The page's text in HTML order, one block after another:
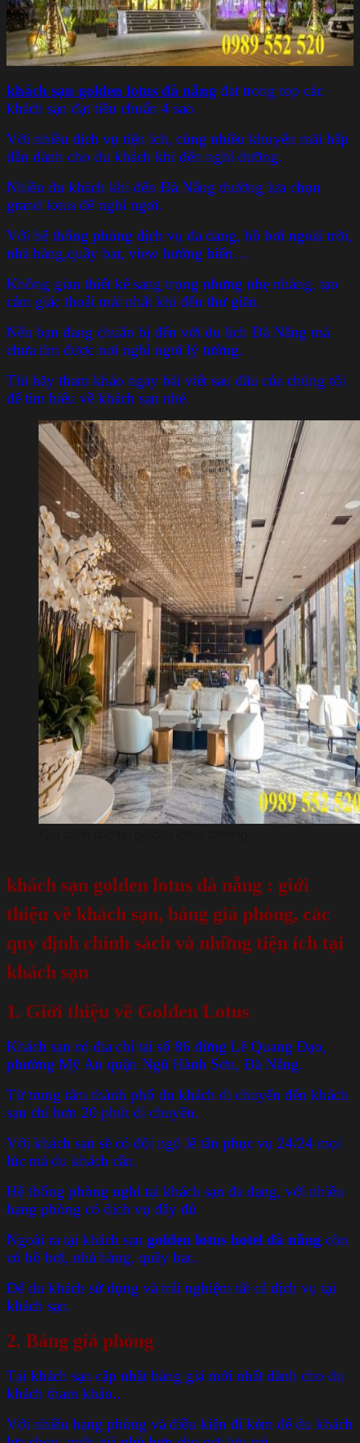
khách sạn golden lotus đà nẵng đạt trong top các
khách sạn đạt tiêu chuẩn 4 sao.
Với nhiều dịch vụ tiện ích, cùng nhiều khuyến mãi hấp
dẫn dành cho du khách khi đến nghỉ dưỡng.
Nhiều du khách khi đến Đà Nẵng thường lựa chọn
grand lotus để nghỉ ngơi.
Với hệ thống phòng dịch vụ đa dạng, hồ bơi ngoài trời,
nhà hàng,quầy bar, view hướng biển…
Không gian thiết kế sang trọng nhưng nhẹ nhàng, tạo
cảm giác thoải mái nhất khi đến thư giãn.
Nếu bạn đang chuẩn bị đến với du lịch Đà Nẵng mà
chưa tìm được nơi nghỉ ngơi lý tưởng.
Thì hãy tham khảo ngay bài viết sau đâu của chúng tôi
để tìm hiểu về khách sạn nhé.
khách sạn golden lotus đà nẵng : giới
thiệu về khách sạn, bảng giá phòng, các
quy định chính sách và những tiện ích tại
khách sạn
1. Giới thiệu về Golden Lotus
Khách sạn có địa chỉ tại số 86 đừng Lê Quang Đạo,
phường Mỹ An quận Ngũ Hành Sơn, Đà Nẵng.
Từ trung tâm thành phố du khách di chuyển đến khách
sạn chỉ hơn 20 phút di chuyển.
Với khách sạn sẽ có đội ngũ lê tân phục vụ 24/24 mọi
lúc mà du khách cần.
Hệ thống phòng nghỉ tại khách sạn đa dạng, với nhiều
hạng phòng có dịch vụ đầy đủ
Ngoài ra tại khách sạn golden lotus hotel đà nẵng còn
có hồ bơi, nhà hàng, quầy bar..
Để du khách sử dụng và trải nghiệm tất cả dịch vụ tại
khách sạn.
2. Bảng giá phòng
Tại khách sạn cập nhật bảng giá mới nhất dành cho du
khách tham khảo..
Với nhiều hạng phòng và điều kiện đi kèm để du khách